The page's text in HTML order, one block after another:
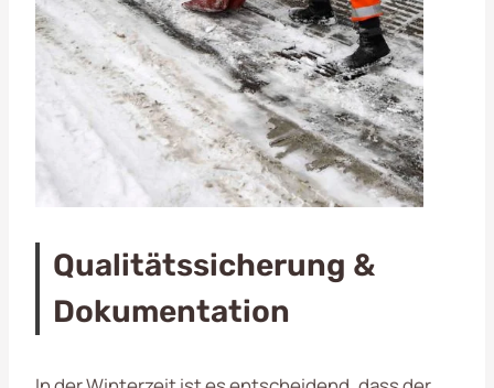
Qualitätssicherung &
Dokumentation